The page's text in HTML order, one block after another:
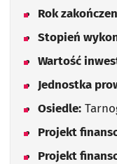
Rok
Stopień
Wartość
Jednostka
Osiedle:
Projekt
Projekt